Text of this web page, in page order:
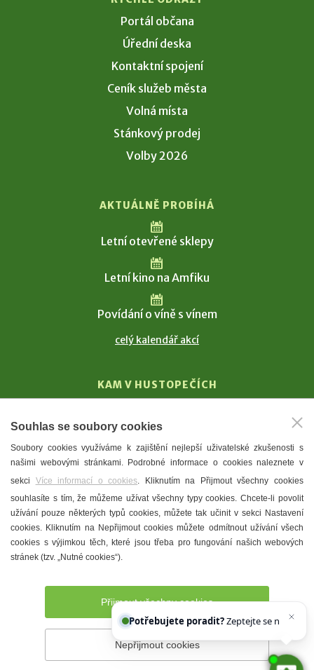
Portál občana
Úřední deska
Kontaktní spojení
Ceník služeb města
Volná místa
Stánkový prodej
Volby 2026
AKTUÁLNĚ PROBÍHÁ
Letní otevřené sklepy
Letní kino na Amfiku
Povídání o víně s vínem
celý kalendář akcí
KAM V HUSTOPEČÍCH
T. G. Masaryk
Mandloně
Ubytování
Restaurace
Městské muzeum a galerie
Denní meníčka
Prohlášení o přístupnosti Správce webu
Souhlas se soubory cookies
Soubory cookies využíváme k zajištění nejlepší uživatelské zkušenosti s
našimi webovými stránkami. Podrobné informace o cookies naleznete v
sekci Více informací o cookies. Kliknutím na Přijmout všechny cookies
souhlasíte s tím, že můžeme užívat všechny typy cookies. Chcete-li povolit
užívání pouze některých typů cookies, můžete tak učinit v sekci Nastavení
cookies. Kliknutím na Nepřijmout cookies můžete odmítnout užívání všech
cookies s výjimkou těch, které jsou třeba pro fungování našich webových
stránek (tzv. „Nutné cookies“).
Přijmout všechny cookies
Nepřijmout cookies
Potřebujete poradit?Zeptejte se našeho asist